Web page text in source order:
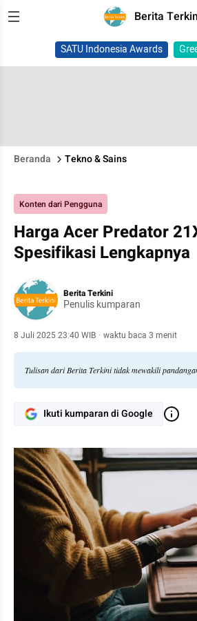
Berita
SATU Indonesia Awards
Beranda Tekno & Sains
Konten dari Pengguna
Harga Acer Predator
Spesifikasi Lengkapnya
Berita Terkini
Penulis kumparan
8 Juli 2025 23:40 WIB · waktu baca 3 menit
Tulisan dari Berita Terkini tidak mewakili
Ikuti kumparan di Google